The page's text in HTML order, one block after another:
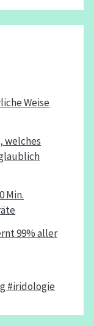
Weise
welches
Min.
99% aller
#iridologie